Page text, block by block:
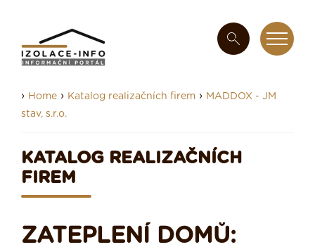
› Home › Katalog realizačních firem › MADDOX - JM
stav, s.r.o.
KATALOG REALIZAČNÍCH
FIREM
ZATEPLENÍ DOMŮ: